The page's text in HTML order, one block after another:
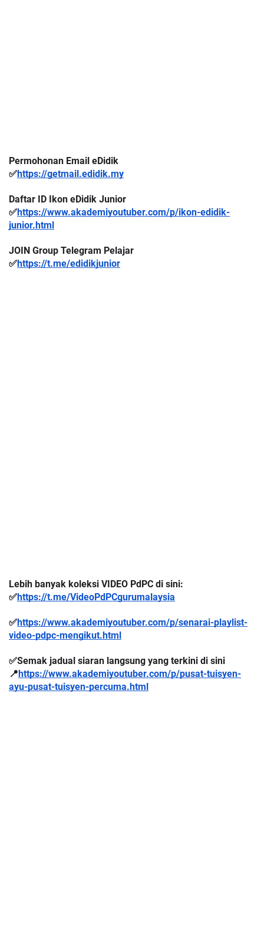
Permohonan Email eDidik
✅https://getmail.edidik.my
Daftar ID Ikon eDidik Junior
✅https://www.akademiyoutuber.com/p/ikon-edidik-
junior.html
JOIN Group Telegram Pelajar
✅https://t.me/edidikjunior
Lebih banyak koleksi VIDEO PdPC di sini:
✅https://t.me/VideoPdPCgurumalaysia
✅https://www.akademiyoutuber.com/p/senarai-playlist-
video-pdpc-mengikut.html
✅Semak jadual siaran langsung yang terkini di sini
📍https://www.akademiyoutuber.com/p/pusat-tuisyen-
ayu-pusat-tuisyen-percuma.html